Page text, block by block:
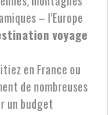
– l’Europe
voyage
en France ou
de nombreuses
un budget